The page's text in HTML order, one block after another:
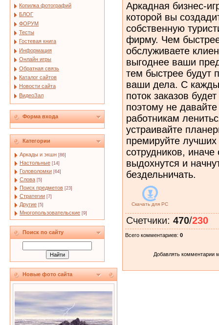
Копилка фотографий
БЛОГ
ФОРУМ
Тесты
Гостевая книга
Информация
Онлайн игры
Обратная связь
Каталог сайтов
Новости сайта
ВидеоЗал
Форма входа
Категории
Аркады и экшн [86]
Настольные [14]
Головоломки [64]
Слова [5]
Поиск предметов [23]
Стратегии [7]
Другие [5]
Многопользовательские [9]
Поиск по сайту
Новые фото сайта
Аркадная бизнес-
которой вы
собственную
фирму. Чем
обслуживаете
выгоднее ваши
тем быстрее будут
ваши дела. С
поток заказов
поэтому не
работникам
устраивайте
премируйте лучших
сотрудников, иначе
выдохнутся и
бездельничать.
Скачать для PC
Счетчики: 470/230
Всего комментариев: 0
Добавлять комментарии